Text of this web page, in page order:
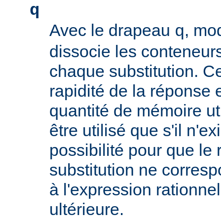
q
Avec le drapeau q,
dissocie les
chaque substitution.
rapidité de la réponse
quantité de mémoire
être utilisé que s'il
possibilité pour que le
substitution ne
à l'expression
ultérieure.